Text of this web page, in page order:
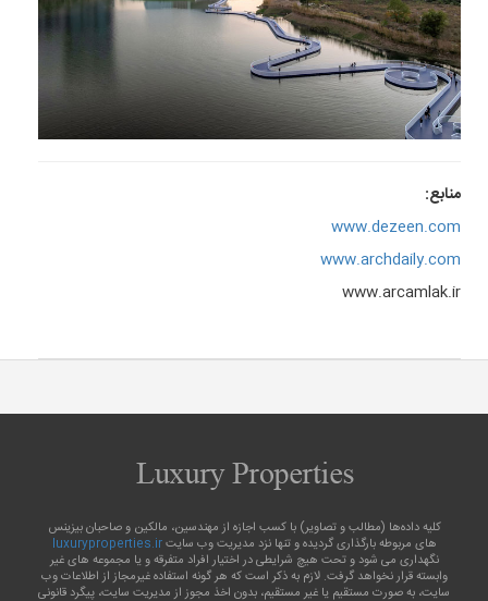
منابع:
www.dezeen.com
www.archdaily.com
www.arcamlak.ir
کلیه داده‌ها (مطالب و تصاویر) با کسب اجازه از مهندسین، مالکین و صاحبان بیزینس
های مربوطه بارگذاری گردیده و تنها نزد مدیریت وب سایتluxuryproperties.ir
نگهداری می شود و تحت هیچ شرایطی در اختیار افراد متفرقه و یا مجموعه‌ های غیر
وابسته قرار نخواهد گرفت. لازم به ذکر است که هر گونه استفاده غیرمجاز از اطلاعات وب
سایت، به صورت مستقیم یا غیر مستقیم، بدون اخذ مجوز از مدیریت سایت، پیگرد قانونی